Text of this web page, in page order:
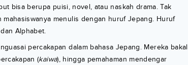
bisa berupa puisi, novel, atau naskah drama. Tak
menulis dengan huruf Jepang. Huruf
Alphabet.
percakapan dalam bahasa Jepang. Mereka bakal
(kaiwa), hingga pemahaman mendengar